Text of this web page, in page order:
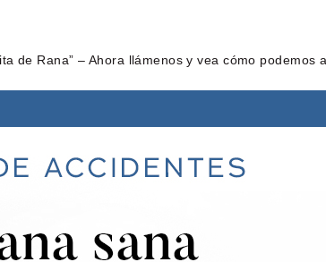
de Rana” – Ahora llámenos y vea cómo podemos